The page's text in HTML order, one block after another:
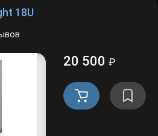
18U
20 500₽